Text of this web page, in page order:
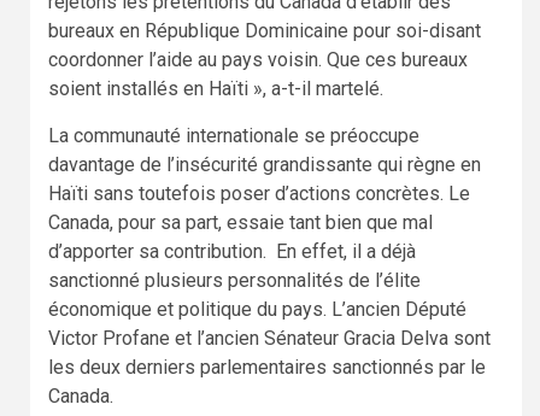
bureaux en République Dominicaine pour soi-disant
coordonner l’aide au pays voisin. Que ces bureaux
soient installés en Haïti », a-t-il martelé.
La communauté internationale se préoccupe
davantage de l’insécurité grandissante qui règne en
Haïti sans toutefois poser d’actions concrètes. Le
Canada, pour sa part, essaie tant bien que mal
d’apporter sa contribution. En effet, il a déjà
sanctionné plusieurs personnalités de l’élite
économique et politique du pays. L’ancien Député
Victor Profane et l’ancien Sénateur Gracia Delva sont
les deux derniers parlementaires sanctionnés par le
Canada.